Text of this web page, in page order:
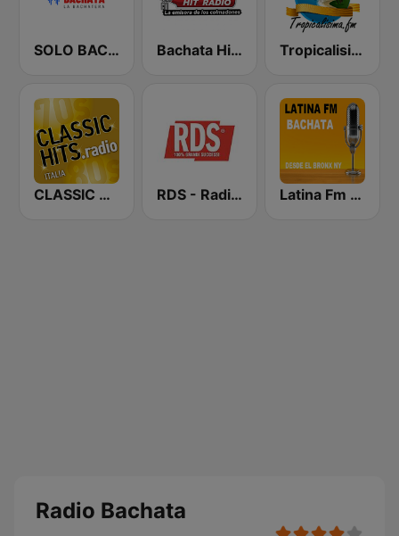
SOLO BACHATA Bachata Hit Radio Tropicalisima.fm - Bachata
CLASSIC HITS anni 70 80 90 RDS - Radio Dimensione Suono Latina Fm Bachata
Radio Bachata